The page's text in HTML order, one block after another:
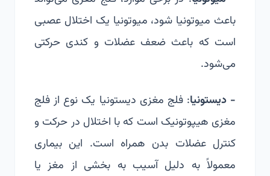
باعث میوتونیا شود، میوتونیا یک اختلال عصبی
است که باعث ضعف عضلات و کندی حرکتی
می‌شود.
- دیستونیا: فلج مغزی دیستونیا یک نوع از فلج
مغزی هیپوتونیک است که با اختلال در حرکت و
کنترل عضلات بدن همراه است. این بیماری
معمولاً به دلیل آسیب به بخشی از مغز یا